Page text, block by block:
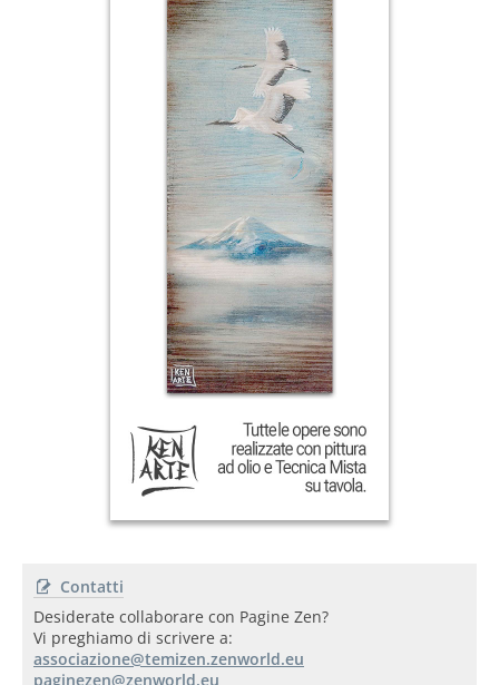
Contatti
Desiderate collaborare con Pagine Zen?
Vi preghiamo di scrivere a: